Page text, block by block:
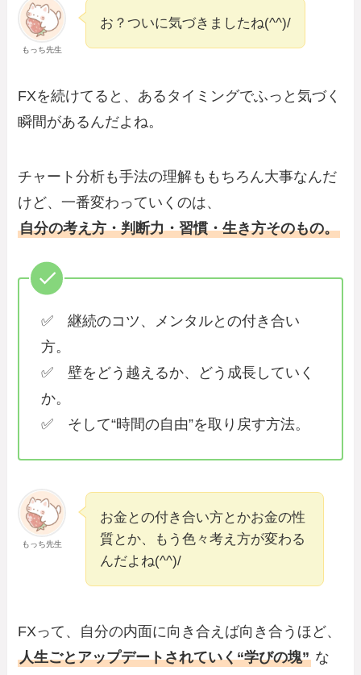
もっち先生
お？ついに気づきましたね(^^)/
FXを続けてると、あるタイミングでふっと気づく
瞬間があるんだよね。
チャート分析も手法の理解ももちろん大事なんだ
けど、一番変わっていくのは、
自分の考え方・判断力・習慣・生き方そのもの。
✅ 継続のコツ、メンタルとの付き合い
方。
✅ 壁をどう越えるか、どう成長していく
か。
✅ そして“時間の自由”を取り戻す方法。
もっち先生
お金との付き合い方とかお金の性
質とか、もう色々考え方が変わる
んだよね(^^)/
FXって、自分の内面に向き合えば向き合うほど、
人生ごとアップデートされていく“学びの塊” な